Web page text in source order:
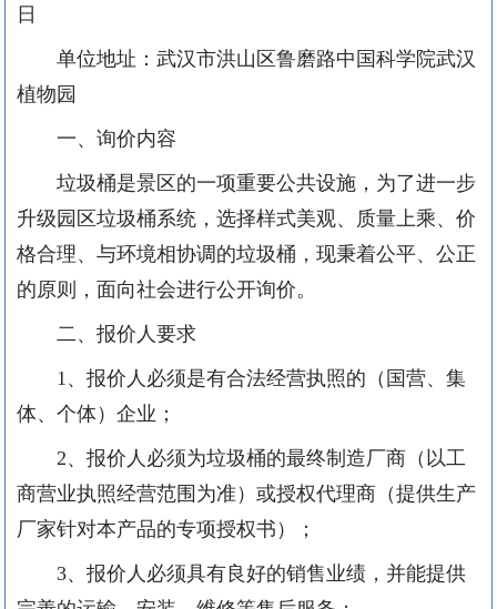
日
单位地址：武汉市洪山区鲁磨路中国科学院武汉
植物园
一、询价内容
垃圾桶是景区的一项重要公共设施，为了进一步
升级园区垃圾桶系统，选择样式美观、质量上乘、价
格合理、与环境相协调的垃圾桶，现秉着公平、公正
的原则，面向社会进行公开询价。
二、报价人要求
1 、报价人必须是有合法经营执照的（国营、集
体、个体）企业；
2、报价人必须为垃圾桶的最终制造厂商（以工
商营业执照经营范围为准）或授权代理商（提供生产
厂家针对本产品的专项授权书）；
3、报价人必须具有良好的销售业绩，并能提供